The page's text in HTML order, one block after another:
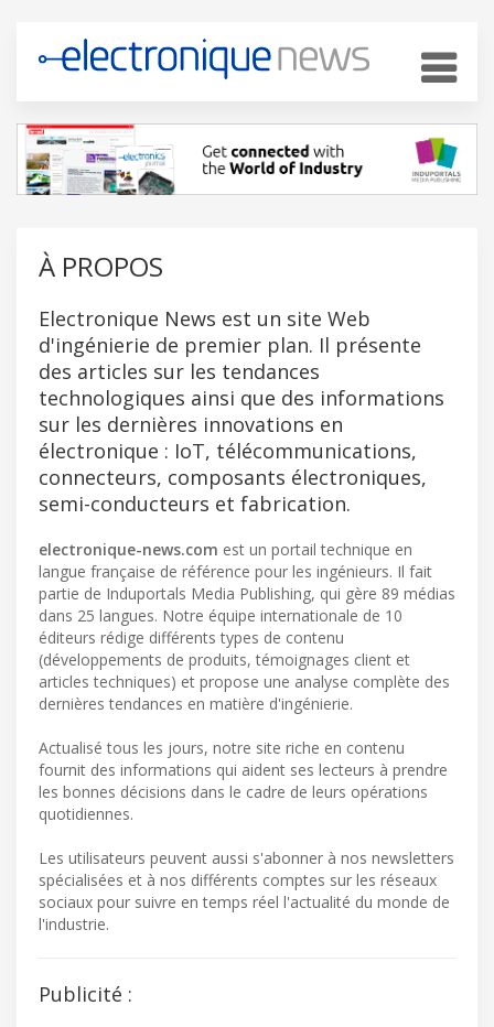
À PROPOS
Electronique News est un site Web
d'ingénierie de premier plan. Il présente
des articles sur les tendances
technologiques ainsi que des informations
sur les dernières innovations en
électronique : IoT, télécommunications,
connecteurs, composants électroniques,
semi-conducteurs et fabrication.
electronique-news.com est un portail technique en
langue française de référence pour les ingénieurs. Il fait
partie de Induportals Media Publishing, qui gère 89 médias
dans 25 langues. Notre équipe internationale de 10
éditeurs rédige différents types de contenu
(développements de produits, témoignages client et
articles techniques) et propose une analyse complète des
dernières tendances en matière d'ingénierie.
Actualisé tous les jours, notre site riche en contenu
fournit des informations qui aident ses lecteurs à prendre
les bonnes décisions dans le cadre de leurs opérations
quotidiennes.
Les utilisateurs peuvent aussi s'abonner à nos newsletters
spécialisées et à nos différents comptes sur les réseaux
sociaux pour suivre en temps réel l'actualité du monde de
l'industrie.
Publicité :